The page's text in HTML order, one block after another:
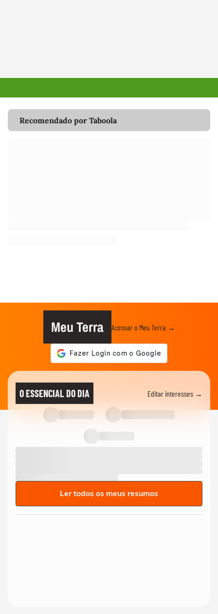
Recomendado por Taboola
Meu Terra Acessar o Meu Terra →
O ESSENCIAL DO DIA Editar interesses →
Ler todos os meus resumos